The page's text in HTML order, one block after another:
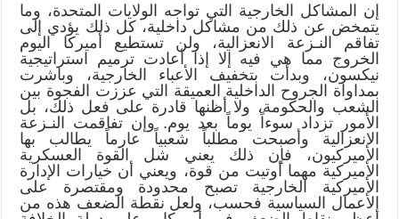
إن المشاكل الخارجية التي تواجه الولايات المتحدة، وما
يتمخض عن ذلك من مشاكل داخلية، كل ذلك يؤدي إلى
تفاقم النـزعة الانعزالية، ولن تستطيع أميركا اليوم
الخروج مما هي فيه إلا إذا أعادت ترميم استراتيجية
نيكسون، وبدأت بتخفيف الأعباء الخارجية، وباشرت
بمداواة الجروح الداخلية العميقة التي عززت الفجوة بين
الشعب والحكومة، ولا أظنها قادرة على فعل ذلك، بل
الأمور تزداد سوءاً يوماً بعد يوم. وإن تفاقمت النـزعة
الانعزالية وأصبحت مطلباً شعبياً عارماً يطالب بها
الأميركيون، فإن ذلك يعني شل القوة العسكرية
الأميركية مهما أوتيت من قوة، ويعني أن خيارات الإدارة
الأميركية الخارجية تصبح محدودة ومقتصرة على
الأعمال السياسية فحسب، ولعل نقطة الضعف هذه من